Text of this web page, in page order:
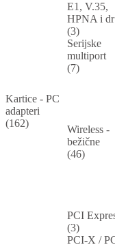
Kartice - PC
adapteri
(162)
E1, V.35,
HPNA i dr
(3)
Serijske
multiport
(7)
Wireless -
bežične
(46)
PCI
(3)
PCI-X /